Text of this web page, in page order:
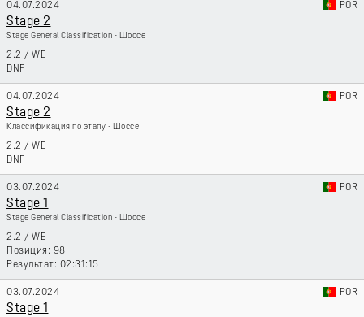
04.07.2024 POR
Stage 2
Stage General Classification - Шоссе
2.2 / WE
DNF
04.07.2024 POR
Stage 2
Классификация по этапу - Шоссе
2.2 / WE
DNF
03.07.2024 POR
Stage 1
Stage General Classification - Шоссе
2.2 / WE
98
02:31:15
03.07.2024 POR
Stage 1